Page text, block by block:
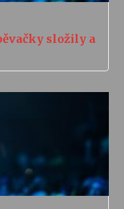
složily a